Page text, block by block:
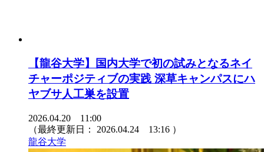
【龍谷大学】国内大学で初の試みとなるネイ
チャーポジティブの実践 深草キャンパスにハ
ヤブサ人工巣を設置
2026.04.20 11:00
（最終更新日： 2026.04.24 13:16 ）
龍谷大学